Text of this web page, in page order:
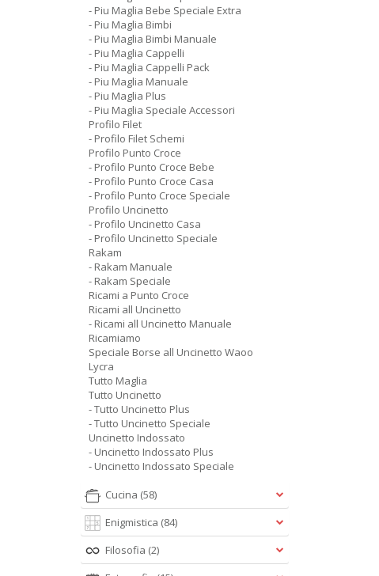
- Piu Maglia Bebe Speciale Extra
- Piu Maglia Bimbi
- Piu Maglia Bimbi Manuale
- Piu Maglia Cappelli
- Piu Maglia Cappelli Pack
- Piu Maglia Manuale
- Piu Maglia Plus
- Piu Maglia Speciale Accessori
Profilo Filet
- Profilo Filet Schemi
Profilo Punto Croce
- Profilo Punto Croce Bebe
- Profilo Punto Croce Casa
- Profilo Punto Croce Speciale
Profilo Uncinetto
- Profilo Uncinetto Casa
- Profilo Uncinetto Speciale
Rakam
- Rakam Manuale
- Rakam Speciale
Ricami a Punto Croce
Ricami all Uncinetto
- Ricami all Uncinetto Manuale
Ricamiamo
Speciale Borse all Uncinetto Waoo
Lycra
Tutto Maglia
Tutto Uncinetto
- Tutto Uncinetto Plus
- Tutto Uncinetto Speciale
Uncinetto Indossato
- Uncinetto Indossato Plus
- Uncinetto Indossato Speciale
Cucina (58)
Enigmistica (84)
Filosofia (2)